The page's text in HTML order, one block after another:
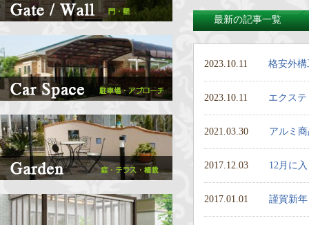
最新の記事一覧
2023.10.11 格安外
2023.10.11 エクス
2021.03.30 アルミ
2017.12.03 12月に
2017.01.01 謹賀新年